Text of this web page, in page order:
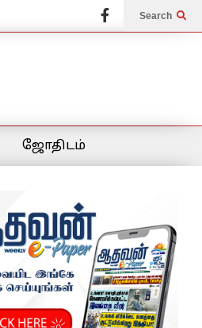
Search
ஜோதிடம்